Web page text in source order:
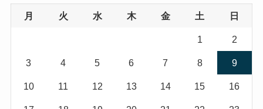
月 火 水 木 金 土 日
1 2
3 4 5 6 7 8 9
10 11 12 13 14 15 16